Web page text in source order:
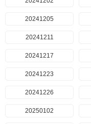
20241205
20241211
20241217
20241223
20241226
20250102